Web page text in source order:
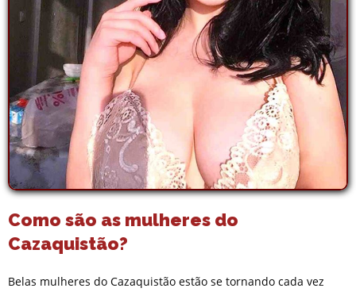
Como são as mulheres do
Cazaquistão?
Belas mulheres do Cazaquistão estão se tornando cada vez